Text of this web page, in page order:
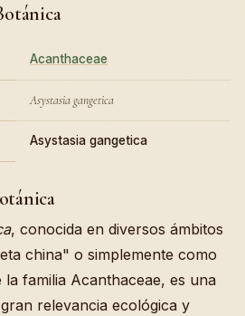
Acanthaceae
Asystasia gangetica
Asystasia gangetica
, conocida en diversos ámbitos
china" o simplemente como
familia Acanthaceae, es una
relevancia ecológica y